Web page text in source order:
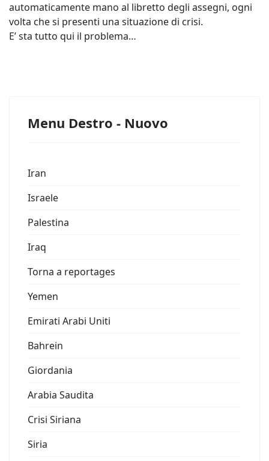
automaticamente mano al libretto degli assegni, ogni
volta che si presenti una situazione di crisi.
E’ sta tutto qui il problema…
Menu Destro - Nuovo
Iran
Israele
Palestina
Iraq
Torna a reportages
Yemen
Emirati Arabi Uniti
Bahrein
Giordania
Arabia Saudita
Crisi Siriana
Siria